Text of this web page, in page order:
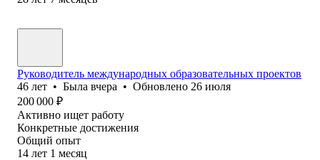
Руководитель международных образовательных проектов
46 лет • Была вчера • Обновлено 26 июля
200 000 ₽
Активно ищет работу
Конкретные достижения
Общий опыт
14 лет 1 месяц